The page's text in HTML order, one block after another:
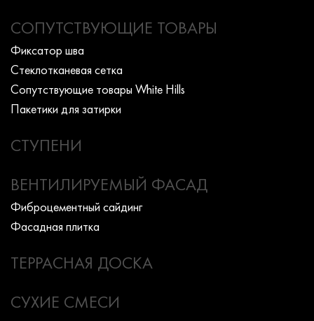
СОПУТСТВУЮЩИЕ ТОВАРЫ
Фиксатор шва
Стеклотканевая сетка
Сопутствующие товары White Hills
Пакетики для затирки
СТУПЕНИ
ВЕНТИЛИРУЕМЫЙ ФАСАД
Фиброцементный сайдинг
Фасадная плитка
ТЕРРАСНАЯ ДОСКА
СУХИЕ СМЕСИ